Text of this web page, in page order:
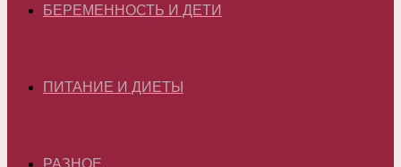
БЕРЕМЕННОСТЬ И ДЕТИ
ПИТАНИЕ И ДИЕТЫ
РАЗНОЕ